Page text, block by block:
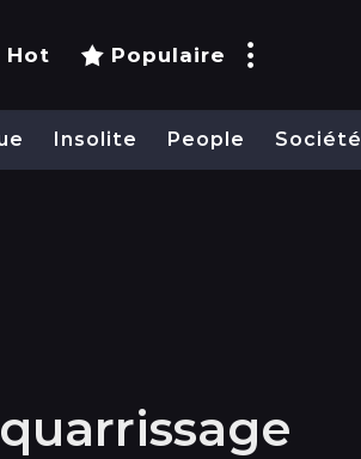
Hot Populaire
Insolite People Société